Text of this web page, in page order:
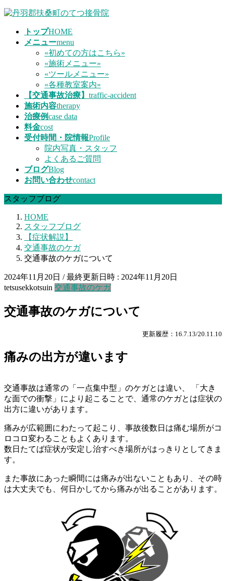
コ
ナ
トップHOME
メニューmenu
«初めての方はこちら»
«施術メニュー»
«ツールメニュー»
«各種教室案内»
【交通事故治療】 traffic-accident
施術内容therapy
治療例case data
料金cost
受付時間・院情報Profile
院内写真・スタッフ
よくあるご質問
ブログBlog
お問い合わせcontact
スタッフブログ
HOME
スタッフブログ
【症状解説】
交通事故のケガ
交通事故のケガについて
2024年11月20日 / 最終更新日時 : 2024年11月20日
tetsusekkotsuin 交通事故のケガ
交通事故のケガについて
更新履歴：16.7.13/20.11.10
痛みの出方が違います
交通事故は通常の「一点集中型」のケガとは違い、 「大き
な面での衝撃」により起こることで、通常のケガとは症状の
出方に違いがあります。
痛みが広範囲にわたって起こり、事故後数日は痛む場所がコ
ロコロ変わることもよくあります。
数日たてば症状が安定し治すべき場所がはっきりとしてきま
す。
また事故にあった瞬間には痛みが出ないこともあり、その時
は大丈夫でも、何日かしてから痛みが出ることがあります。